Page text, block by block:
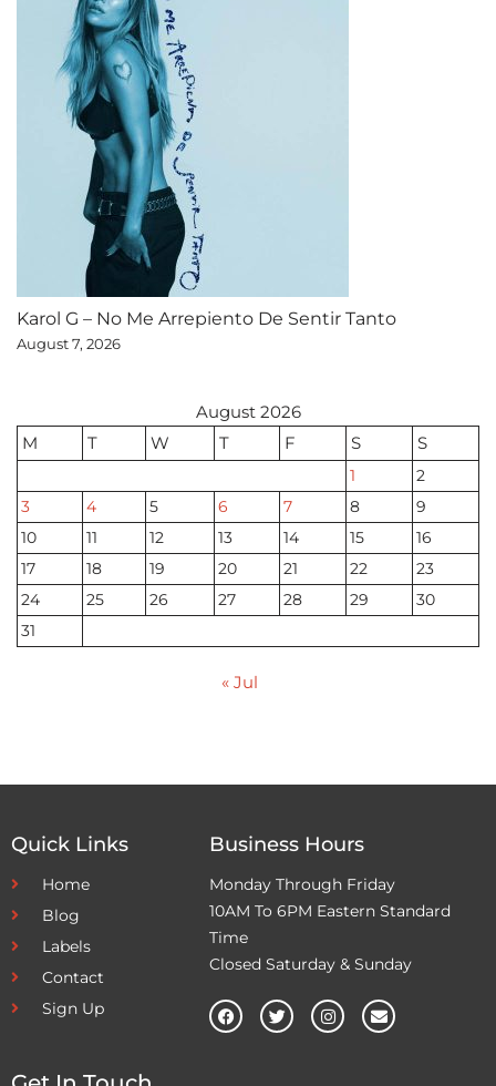
Karol G – No Me Arrepiento De Sentir Tanto
August 7, 2026
August 2026
M
T W T F S S
1
2
3
4 5 6 7 8
9
10
11 12 13 14 15
16
17
18 19 20 21 22
23
24
25 26 27 28 29
30
31
« Jul
Quick Links
Home
Blog
Labels
Contact
Sign Up
Business Hours
Monday Through Friday
10AM To 6PM Eastern Standard
Time
Closed Saturday & Sunday